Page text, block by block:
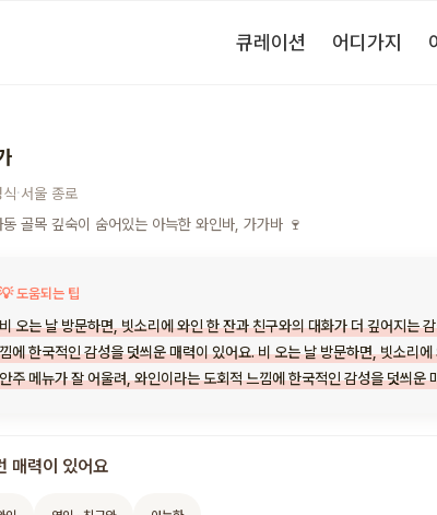
큐레이션 어디가지
·서울 종로
동 골목 깊숙이 숨어있는 아늑한 와인바, 가가바 🍷
💡 도움되는 팁
비 오는 날 방문하면, 빗소리에 와인 한 잔과 친구와의 대화가 더 깊어지는
낌에 한국적인 감성을 덧씌운 매력이 있어요. 비 오는 날 방문하면, 빗소리
안주 메뉴가 잘 어울려, 와인이라는 도회적 느낌에 한국적인 감성을 덧씌운
매력이 있어요